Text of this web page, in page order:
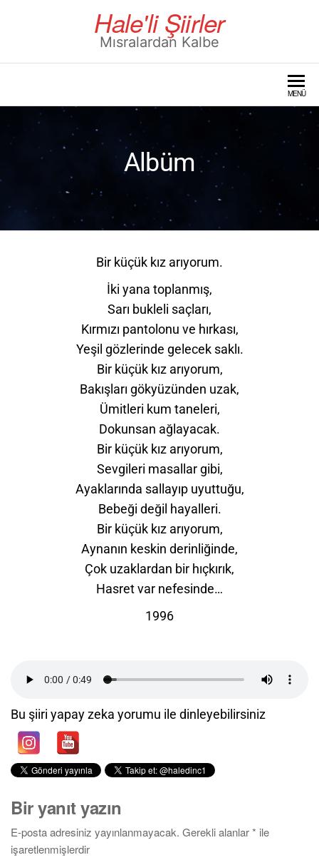
Hale'li Şiirler
Mısralardan Kalbe
MENÜ
Albüm
Bir küçük kız arıyorum.
İki yana toplanmış,
Sarı bukleli saçları,
Kırmızı pantolonu ve hırkası,
Yeşil gözlerinde gelecek saklı.
Bir küçük kız arıyorum,
Bakışları gökyüzünden uzak,
Ümitleri kum taneleri,
Dokunsan ağlayacak.
Bir küçük kız arıyorum,
Sevgileri masallar gibi,
Ayaklarında sallayıp uyuttuğu,
Bebeği değil hayalleri.
Bir küçük kız arıyorum,
Aynanın keskin derinliğinde,
Çok uzaklardan bir hıçkırık,
Hasret var nefesinde…
1996
Bu şiiri yapay zeka yorumu ile dinleyebilirsiniz
Bir yanıt yazın
E-posta adresiniz yayınlanmayacak. Gerekli alanlar* ile
işaretlenmişlerdir